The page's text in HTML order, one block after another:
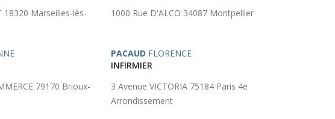
18320 Marseilles-lès-
1000 Rue D'ALCO 34087 Montpellier
79170 Brioux-
PACAUD FLORENCE
INFIRMIER
3 Avenue VICTORIA 75184 Paris 4e
Arrondissement